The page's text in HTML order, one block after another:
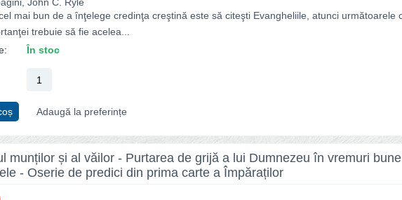
John C. Ryle
mai bun de a înţelege credinţa creştină este să citeşti Evangheliile, atunci următoarele
trebuie să fie acelea...
În stoc
Adaugă la preferințe
munților și al văilor - Purtarea de grijă a lui Dumnezeu în vremuri
- Oserie de predici din prima carte a Împăraților